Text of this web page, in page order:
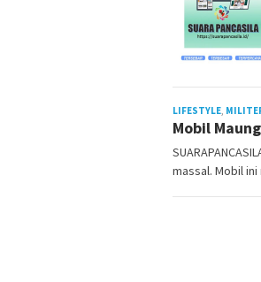
LIFESTYLE
Mobil
massal. Mobil